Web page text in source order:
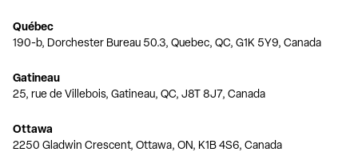
Québec
190-b, Dorchester Bureau 50.3, Quebec, QC, G1K 5Y9, Canada
Gatineau
25, rue de Villebois, Gatineau, QC, J8T 8J7, Canada
Ottawa
2250 Gladwin Crescent, Ottawa, ON, K1B 4S6, Canada